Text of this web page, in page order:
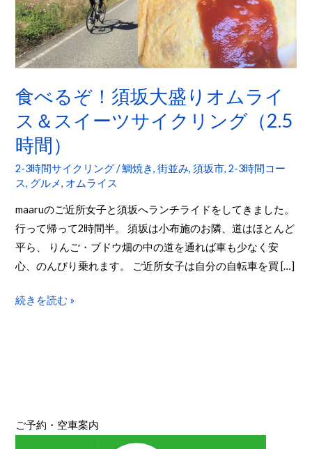
食べるぞ！須坂大盛りオムライ
ス＆スイーツサイクリング（2.5
時間）
2-3時間サイクリング/鯛焼き,街並み,須坂市,2-3時間コー
ス, グルメ, オムライス
maaruのご近所女子と須坂へランチライドをしてきました。
行って帰って2時間半。 須坂は小布施のお隣、道はほとんど
平ら、 りんご・ブドウ畑の中の道を通れば車も少なく安
心、のんびり乗れます。 ご近所女子は自分の自転車を買 […]
須
坂
大
盛
り
オ
ム
ラ
イ
ス
サ
時
続きを読む »
ご予約・空車案内